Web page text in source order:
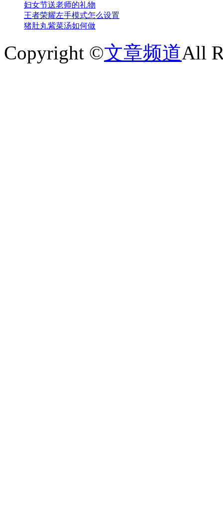
妇女节送老师的礼物
王者荣耀左手模式怎么设置
猪肚丸紫菜汤如何做
Copyright ©文章频道All